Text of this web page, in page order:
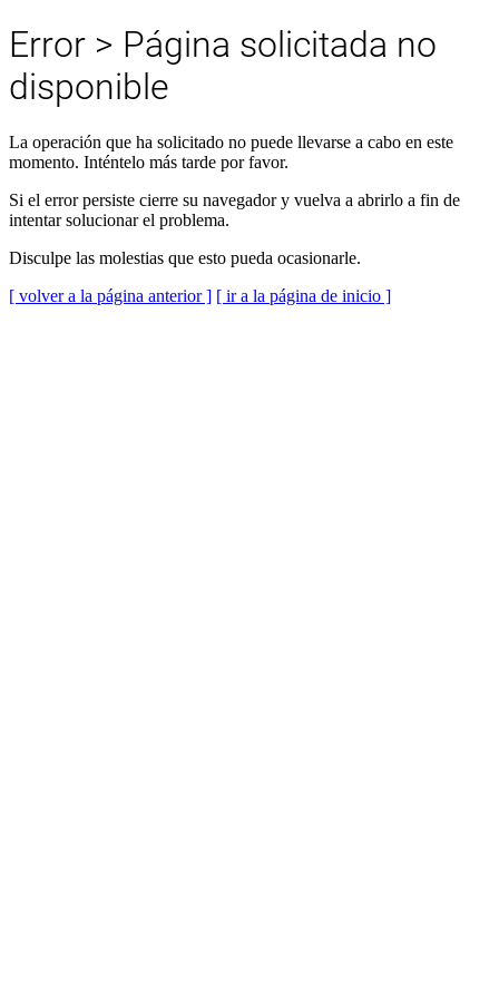
Error > Página solicitada no
disponible
La operación que ha solicitado no puede llevarse a cabo en este
momento. Inténtelo más tarde por favor.
Si el error persiste cierre su navegador y vuelva a abrirlo a fin de
intentar solucionar el problema.
Disculpe las molestias que esto pueda ocasionarle.
[ volver a la página anterior ] [ ir a la página de inicio ]